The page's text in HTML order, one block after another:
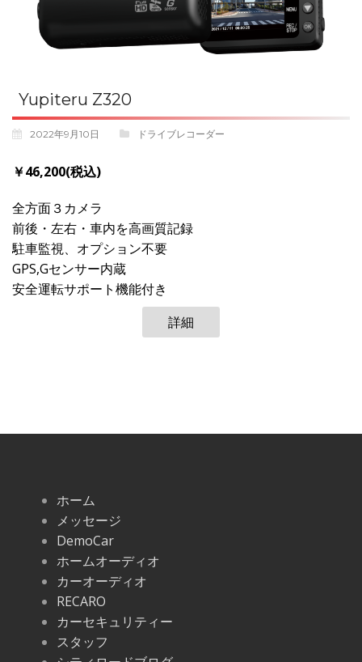
Yupiteru Z320
2022年9月10日 ドライブレコーダー
￥46,200(税込)
全方面３カメラ
前後・左右・車内を高画質記録
駐車監視、オプション不要
GPS,Gセンサー内蔵
安全運転サポート機能付き
詳細
ホーム
メッセージ
DemoCar
ホームオーディオ
カーオーディオ
RECARO
カーセキュリティー
スタッフ